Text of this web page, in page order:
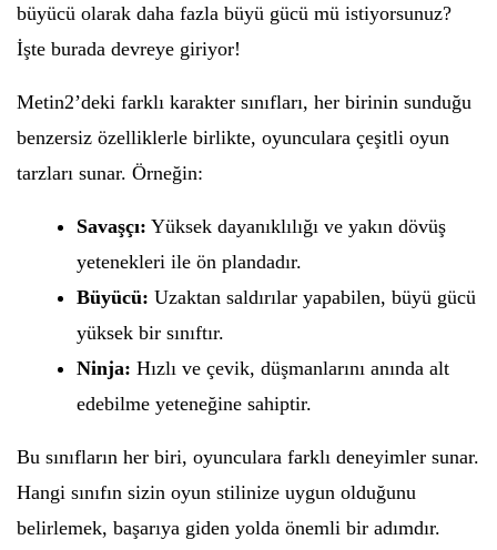
büyücü olarak daha fazla büyü gücü mü istiyorsunuz?
İşte burada devreye giriyor!
Metin2’deki farklı karakter sınıfları, her birinin sunduğu
benzersiz özelliklerle birlikte, oyunculara çeşitli oyun
tarzları sunar. Örneğin:
Savaşçı: Yüksek dayanıklılığı ve yakın dövüş
yetenekleri ile ön plandadır.
Büyücü: Uzaktan saldırılar yapabilen, büyü gücü
yüksek bir sınıftır.
Ninja: Hızlı ve çevik, düşmanlarını anında alt
edebilme yeteneğine sahiptir.
Bu sınıfların her biri, oyunculara farklı deneyimler sunar.
Hangi sınıfın sizin oyun stilinize uygun olduğunu
belirlemek, başarıya giden yolda önemli bir adımdır.